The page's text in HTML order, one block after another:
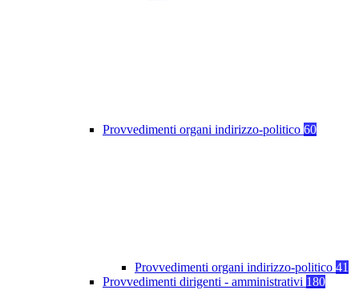
Provvedimenti organi indirizzo-politico 60
Provvedimenti organi indirizzo-politico 41
Provvedimenti dirigenti - amministrativi 180